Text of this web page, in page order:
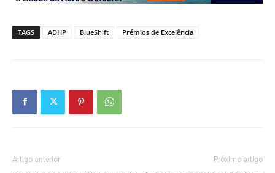
TAGS ADHP BlueShift Prémios de Excelência
Artigo anterior Próximo artigo